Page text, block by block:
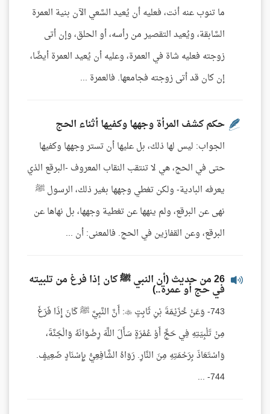
ما تنوب عنه أنت، فعليه أن يُعيد السَّعي الآن بنية العمرة
السَّابقة، ويُعيد التقصير من رأسه، أو الحلق، وإن أتى
زوجته فعليه شاة في العمرة، وعليه أن يُعيد العمرة أيضًا،
إن كان قد أتى زوجته فجامعها. فالعمرة ...
حكم كشف المرأة وجهها وكفيها أثناء الحج
الجواب: ليس لها ذلك، بل عليها أن تستر وجهها وكفيها
حتى في الحج، هي لا تنتقب النقاب المعروف -البرقع الذي
يعرفه البادية- ولكن تغطي وجهها بغير ذلك، الرسول ﷺ
نهى عن البرقع، ولم ينهها عن تغطية وجهها، بل نهاها عن
البرقع، وعن القفازين في الحج. فالمعنى: أن ...
26 من حديث (أن النبي ﷺ كان إذا فرغ من تلبيته
في حج أو عمرة..)
743- وَعَنْ خُزَيْمَةَ بْنِ ثَابِتٍ : أَنَّ النَّبِيَّ ﷺ كَانَ إِذَا فَرَغَ
مِنْ تَلْبِيَتِهِ فِي حَجٍّ أَوْ عُمْرَةٍ سَأَلَ اللَّهَ رِضْوَانَهُ وَالْجَنَّةَ،
وَاسْتَعَاذَ بِرَحْمَتِهِ مِنَ النَّارِ. رَوَاهُ الشَّافِعِيُّ بِإِسْنَادٍ ضَعِيفٍ.
744- ...